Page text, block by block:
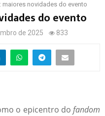
maiores novidades do evento
do evento
de 2025 833
o epicentro do fandom